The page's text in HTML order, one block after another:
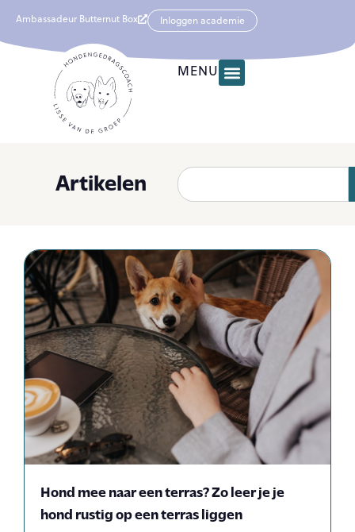
Ambassadeur Butternut Box Inloggen academie
MENU
Artikelen
Hond mee naar een terras? Zo leer je je
hond rustig op een terras liggen